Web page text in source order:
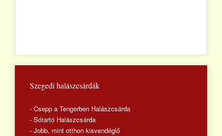
Szegedi halászcsárdák
- Csepp a Tengerben Halászcsárda
- Sótartó Halászcsárda
- Jobb, mint otthon kisvendéglő